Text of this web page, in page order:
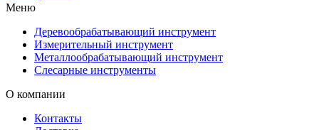
Меню
Деревообрабатывающий инструмент
Измерительный инструмент
Металлообрабатывающий инструмент
Слесарные инструменты
О компании
Контакты